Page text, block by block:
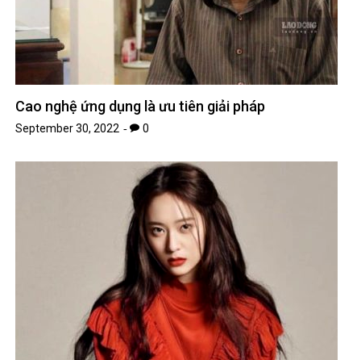
Cao nghệ ứng dụng là ưu tiên giải pháp
September 30, 2022 0